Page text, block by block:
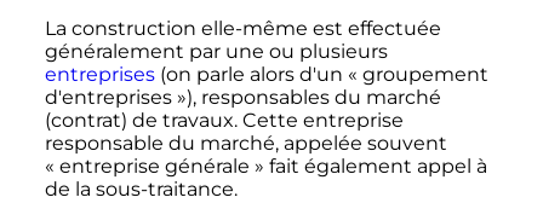
La construction elle-même est effectuée
généralement par une ou plusieurs
entreprises(on parle alors d'un « groupement
d'entreprises »), responsables du marché
(contrat) de travaux. Cette entreprise
responsable du marché, appelée souvent
« entreprise générale » fait également appel à
de la sous-traitance.